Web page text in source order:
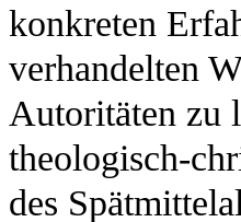
konkreten
verhandelten
Autoritäten zu
theologisch-
des